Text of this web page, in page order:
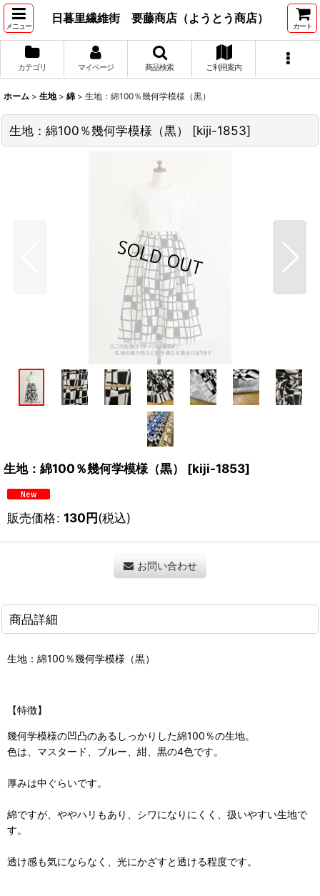
メニュー
日暮里繊維街 要藤商店（ようとう商店）
カート
カテゴリ マイページ 商品検索 ご利用案内
ホーム > 生地 > 綿 > 生地：綿100％幾何学模様（黒）
生地：綿100％幾何学模様（黒） [kiji-1853]
生地：綿100％幾何学模様（黒） [kiji-1853]
販売価格: 130円(税込)
お問い合わせ
商品詳細
生地：綿100％幾何学模様（黒）
【特徴】
幾何学模様の凹凸のあるしっかりした綿100％の生地。
色は、マスタード、ブルー、紺、黒の4色です。
厚みは中ぐらいです。
綿ですが、ややハリもあり、シワになりにくく、扱いやすい生地で
す。
透け感も気にならなく、光にかざすと透ける程度です。